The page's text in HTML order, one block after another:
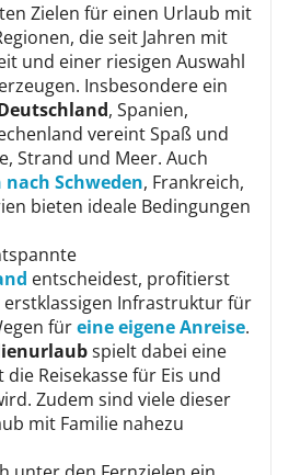
Zielen für einen Urlaub mit
die seit Jahren mit
und einer riesigen Auswahl
Insbesondere ein
, Spanien,
vereint Spaß und
Strand und Meer. Auch
Schweden, Frankreich,
bieten ideale Bedingungen
entscheidest, profitierst
Infrastruktur für
füreine eigene Anreise.
spielt dabei eine
Reisekasse für Eis und
Zudem sind viele dieser
mit Familie nahezu